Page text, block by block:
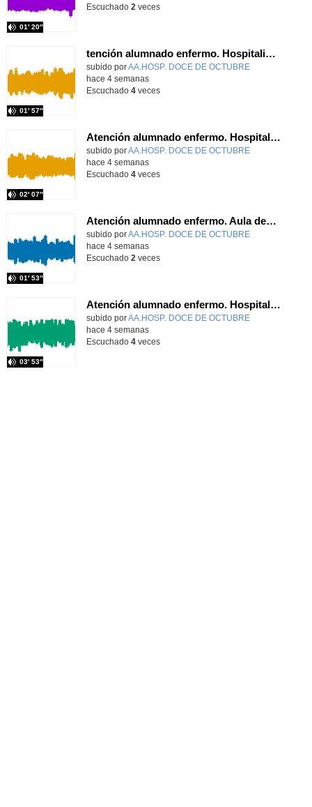
01′ 20″
Escuchado 2 veces
tención alumnado enfermo. Hospitalización Psiquiátrica. María del Carmen Sanz Segura
Contenido educativo.
subido porAA.HOSP. DOCE DE OCTUBRE
01′ 57″
-
hace 4 semanas
Escuchado 4veces
Atención alumnado enfermo. Hospitalización Psiquiátrica. Miguel Ángel Baena Recio
Contenido educativo.
subido porAA.HOSP. DOCE DE OCTUBRE
02′ 07″
-
hace 4 semanas
Escuchado 4veces
Atención alumnado enfermo. Aula dentro del hospital. Laura Gómez-Pardo Gayete
Contenido educativo.
subido porAA.HOSP. DOCE DE OCTUBRE
01′ 53″
-
hace 4 semanas
Escuchado 2 veces
Atención alumnado enfermo. Hospitalización Psiquiátrica. Laura Barrasa Fano.
Contenido educativo.
subido porAA.HOSP. DOCE DE OCTUBRE
03′ 53″
-
hace 4 semanas
Escuchado 4veces